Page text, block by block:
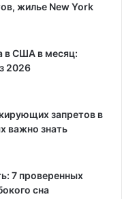
жилье New York
в США в месяц:
2026
запретов в
важно знать
7 проверенных
сна